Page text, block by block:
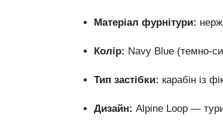
Матеріал фурнітури:
Колір: Navy Blue (темно-
Тип застібки: карабін із
Дизайн: Alpine Loop —